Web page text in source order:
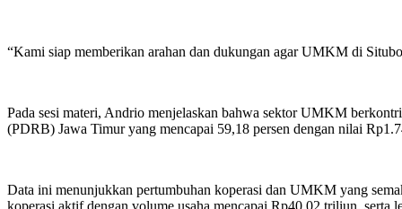
“Kami siap memberikan arahan dan dukungan agar UMKM di
Pada sesi materi, Andrio menjelaskan bahwa sektor UMKM
(PDRB) Jawa Timur yang mencapai 59,18 persen dengan nilai
Data ini menunjukkan pertumbuhan koperasi dan UMKM yang